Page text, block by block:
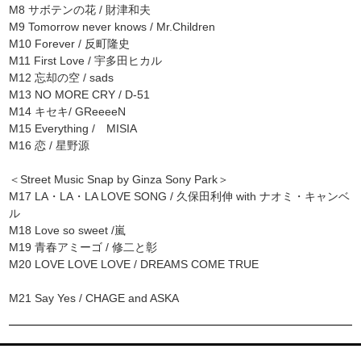
M8 サボテンの花 / 財津和夫
M9 Tomorrow never knows / Mr.Children
M10 Forever / 反町隆史
M11 First Love / 宇多田ヒカル
M12 忘却の空 / sads
M13 NO MORE CRY / D-51
M14 キセキ/ GReeeeN
M15 Everything / MISIA
M16 恋 / 星野源
＜Street Music Snap by Ginza Sony Park＞
M17 LA・LA・LA LOVE SONG / 久保田利伸 with ナオミ・キャンベ
ル
M18 Love so sweet /嵐
M19 青春アミーゴ / 修二と彰
M20 LOVE LOVE LOVE / DREAMS COME TRUE
M21 Say Yes / CHAGE and ASKA